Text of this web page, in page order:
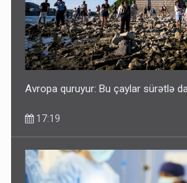
Avropa quruyur: Bu çaylar sürətlə
17:19